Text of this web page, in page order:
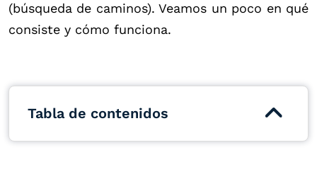
(búsqueda de caminos). Veamos un poco en qué
consiste y cómo funciona.
Tabla de contenidos